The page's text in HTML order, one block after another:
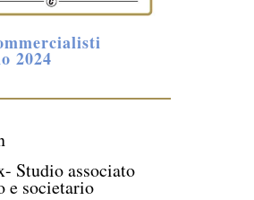
2024
Studio associato
e societario